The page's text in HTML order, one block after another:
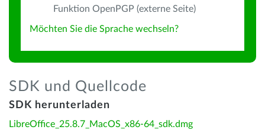
Funktion OpenPGP (externe Seite)
Möchten Sie die Sprache wechseln?
SDK und Quellcode
SDK herunterladen
LibreOffice_25.8.7_MacOS_x86-64_sdk.dmg